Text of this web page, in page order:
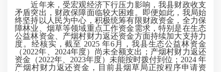
近年来，受宏观经济下行压力影响，我县财政收支
矛盾突出，财政保障面临较大困难。即便如此，我局始
终坚持以人民为中心，积极统筹有限财政资金，全力保
障林业、烟草等领域重点工作资金需求，特别是在生态
公益林资金、产烟村财力返还资金方面持续加大支持力
度。经核实，截至 2025 年6月，我县生态公益林资金
（2022年、2024年度）尚未全额支出；产烟村财力返还
资金（2022年、2023年度）未能按时拨付到位；2024 年
产烟村财力返还资金，目前县烟草局正按程序申请资